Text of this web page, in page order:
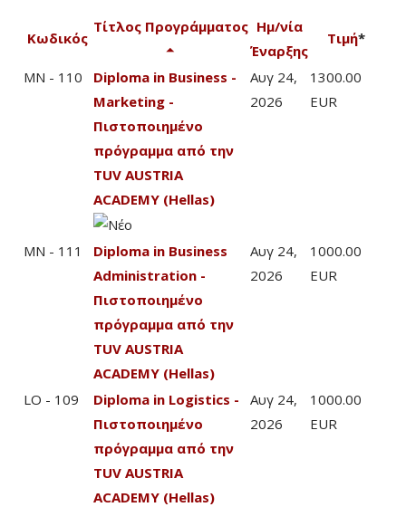
Κωδικός
Τίτλος Προγράμματος Ημ/νία
Έναρξης
Τιμή*
MN - 110
Diploma in Business -
Marketing -
Πιστοποιημένο
πρόγραμμα από την
TUV AUSTRIA
ACADEMY (Hellas)
Αυγ 24,
2026
1300.00
EUR
MN - 111
Diploma in Business
Administration -
Πιστοποιημένο
πρόγραμμα από την
TUV AUSTRIA
ACADEMY (Hellas)
Αυγ 24,
2026
1000.00
EUR
LO - 109
Diploma in Logistics -
Πιστοποιημένο
πρόγραμμα από την
TUV AUSTRIA
ACADEMY (Hellas)
Αυγ 24,
2026
1000.00
EUR